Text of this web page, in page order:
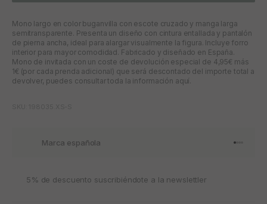
Mono largo en color buganvilla con escote cruzado y manga larga
semitransparente. Presenta un diseño con cintura entallada y pantalón
de pierna ancha, ideal para alargar visualmente la figura. Incluye forro
interior para mayor comodidad. Fabricado y diseñado en España.
Mono de invitada con un coste de devolución especial de 4,95€ más
1€ (por cada prenda adicional) que será descontado del importe total a
devolver, puedes consultar toda la información aquí.
Marca española Ir al
Ir al
5% de descuento suscribiéndote a la newslettler